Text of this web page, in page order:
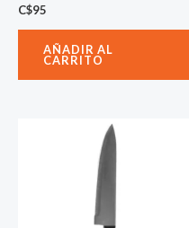
C$95
AÑADIR AL
CARRITO